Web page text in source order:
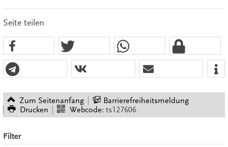
Seite teilen
Zum Seitenanfang
Barrierefreiheitsmeldung
Drucken
Webcode: ts127606
Filter